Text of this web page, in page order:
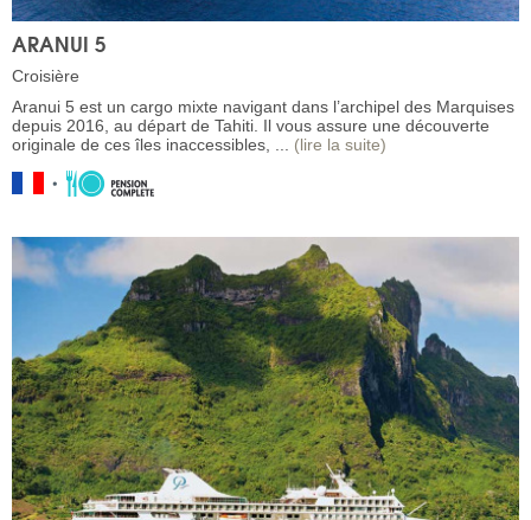
ARANUI 5
Croisière
Aranui 5 est un cargo mixte navigant dans l’archipel des Marquises
depuis 2016, au départ de Tahiti. Il vous assure une découverte
originale de ces îles inaccessibles, ... (lire la suite)